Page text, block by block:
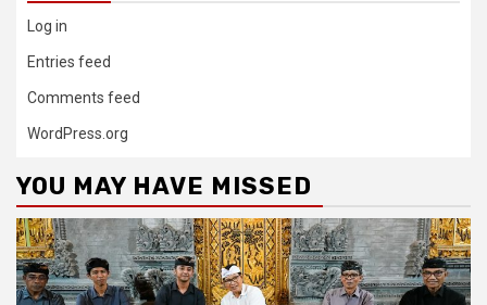
Log in
Entries feed
Comments feed
WordPress.org
YOU MAY HAVE MISSED